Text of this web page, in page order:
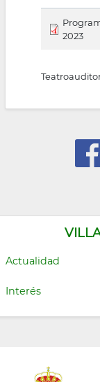
Actualidad
Interés
2023